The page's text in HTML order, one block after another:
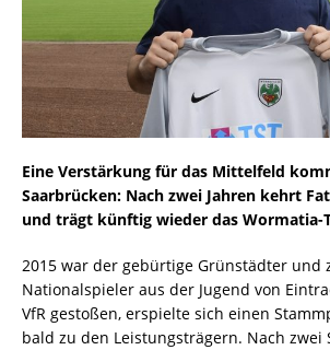
Eine Verstärkung für das Mittelfeld
Saarbrücken: Nach zwei Jahren kehrt
und trägt künftig wieder das Wormatia-
2015 war der gebürtige Grünstädter und
Nationalspieler aus der Jugend von
VfR gestoßen, erspielte sich einen
bald zu den Leistungsträgern. Nach zwei